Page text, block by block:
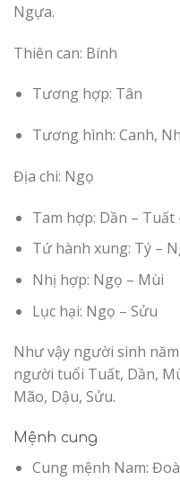
Ngựa.
Thiên can: Bính
Tương hợp: Tân
Tương hình: Canh,
Địa chi: Ngọ
Tam hợp: Dần –
Tứ hành xung: Tý –
Nhị hợp: Ngọ – Mùi
Lục hại: Ngọ – Sửu
Như vậy người sinh
người tuổi Tuất, Dần,
Mão, Dậu, Sửu.
Mệnh cung
Cung mệnh Nam: